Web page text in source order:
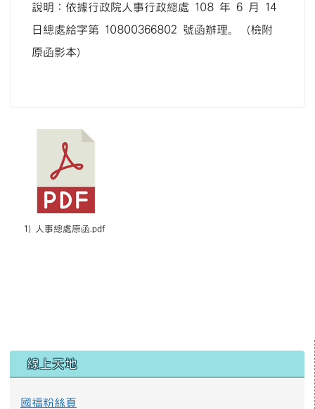
說明：依據行政院人事行政總處 108 年 6 月 14
日總處給字第 10800366802 號函辦理。（檢附
原函影本)
1) 人事總處原函.pdf
左邊區域內容
線上天地
國福粉絲頁